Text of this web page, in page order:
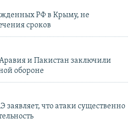
РФ в Крыму, не
сроков
и Пакистан заключили
обороне
заявляет, что атаки существенно